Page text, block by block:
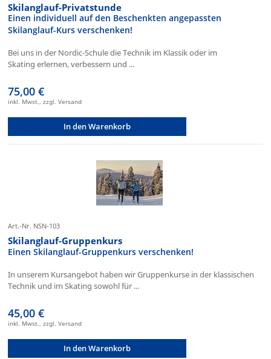
Skilanglauf-Privatstunde
Einen individuell auf den Beschenkten angepassten
Skilanglauf-Kurs verschenken!
Bei uns in der Nordic-Schule die Technik im Klassik oder im
Skating erlernen, verbessern und ...
75,00 €
inkl. Mwst., zzgl. Versand
In den Warenkorb
Art.-Nr. NSN-103
Skilanglauf-Gruppenkurs
Einen Skilanglauf-Gruppenkurs verschenken!
In unserem Kursangebot haben wir Gruppenkurse in der klassischen
Technik und im Skating sowohl für ...
45,00 €
inkl. Mwst., zzgl. Versand
In den Warenkorb